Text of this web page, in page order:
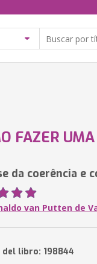
FAZER
da coerência e
van Putten de
del libro: 198844